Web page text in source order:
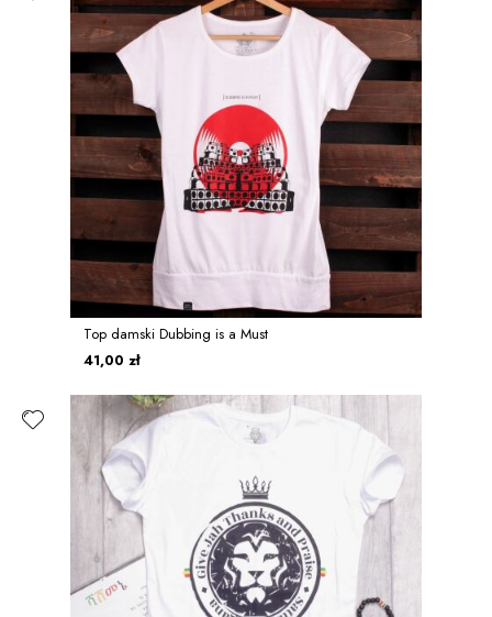
Top damski Dubbing is a Must
41,00 zł